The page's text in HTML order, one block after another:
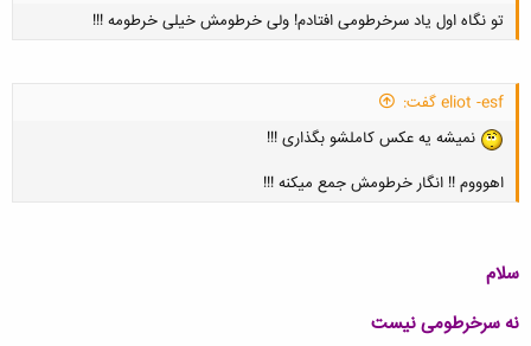
تو نگاه اول یاد سرخرطومی افتادم! ولی خرطومش خیلی خرطومه !!!
کلیک کنید تا باز شود...
eliot -esf گفت:
نمیشه یه عکس کاملشو بگذاری !!!
اهوووم !! انگار خرطومش جمع میکنه !!!
سلام
نه سرخرطومی نیست